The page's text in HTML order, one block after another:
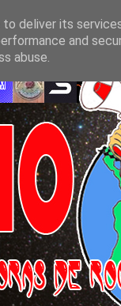
deliver its
and
abuse.